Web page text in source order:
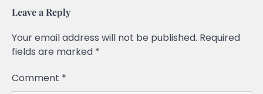
Leave a Reply
Your email address will not be published. Required
fields are marked *
Comment *